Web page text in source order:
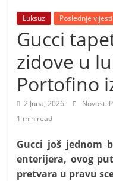
a
p
o
z
v
n
Luksuz Poslednje vijesti
Gucci
zidove u
Portofino
2 Juna, 2026 Novosti
1 min read
Gucci još jednom
enterijera, ovog
pretvara u pravu